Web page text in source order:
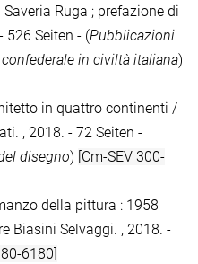
Ruga ; prefazione di
526 Seiten - (Pubblicazioni
in civiltà italiana)
in quattro continenti /
, 2018. - 72 Seiten -
disegno) [Cm-SEV 300-
della pittura : 1958
Biasini Selvaggi. , 2018. -
6180]